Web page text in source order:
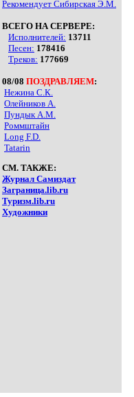
Рекомендует Сибирская Э.М.
ВСЕГО НА СЕРВЕРЕ:
Исполнителей: 13711
Песен: 178416
Треков: 177669
08/08 ПОЗДРАВЛЯЕМ:
Нежина С.К.
Олейников А.
Пундык А.М.
Роммштайн
Long F.D.
Tatarin
СМ. ТАКЖЕ:
Журнал Самиздат
Заграница.lib.ru
Туризм.lib.ru
Художники